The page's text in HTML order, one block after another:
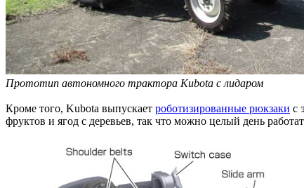
Прототип автономного трактора Kubota с лидаром
Кроме того, Kubota выпускает роботизированные рюкзаки с
фруктов и ягод с деревьев, так что можно целый день